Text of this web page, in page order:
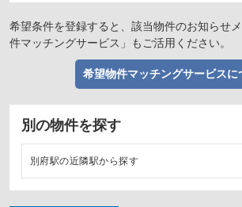
希望条件を登録すると、該当物件のお知らせ
件マッチングサービス」もご活用ください。
希望物件マッチングサービスに
別の物件を探す
別府駅の近隣駅から探す